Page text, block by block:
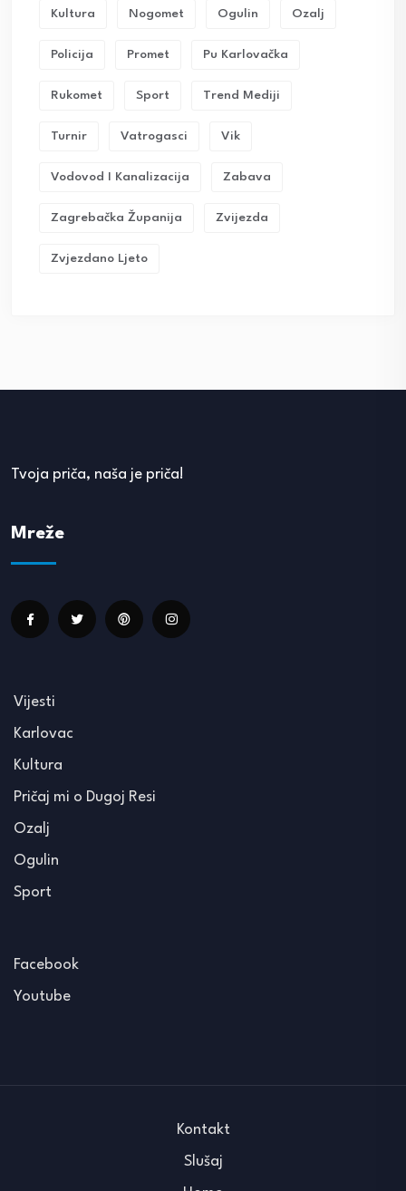
Kultura Nogomet Ogulin Ozalj
Policija Promet Pu Karlovačka
Rukomet Sport Trend Mediji
Turnir Vatrogasci Vik
Vodovod I Kanalizacija Zabava
Zagrebačka Županija Zvijezda
Zvjezdano Ljeto
Tvoja priča, naša je priča!
Mreže
Vijesti
Karlovac
Kultura
Pričaj mi o Dugoj Resi
Ozalj
Ogulin
Sport
Facebook
Youtube
Kontakt
Slušaj